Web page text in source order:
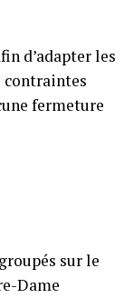
d’adapter les
contraintes
fermeture
sur le
Dame